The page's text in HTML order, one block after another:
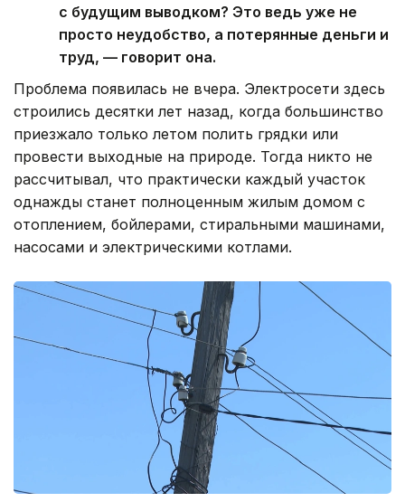
с будущим выводком? Это ведь уже не
просто неудобство, а потерянные деньги и
труд, — говорит она.
Проблема появилась не вчера. Электросети здесь
строились десятки лет назад, когда большинство
приезжало только летом полить грядки или
провести выходные на природе. Тогда никто не
рассчитывал, что практически каждый участок
однажды станет полноценным жилым домом с
отоплением, бойлерами, стиральными машинами,
насосами и электрическими котлами.